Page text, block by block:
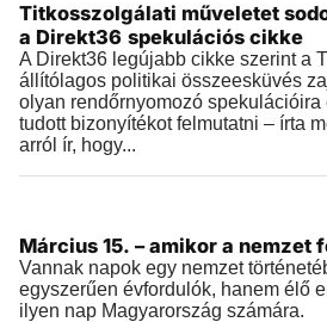
2026.03.26 |10:14
Titkosszolgálati műveletet
a Direkt36 spekulációs cikke
A Direkt36 legújabb cikke szerint a
állítólagos politikai összeesküvés
olyan rendőrnyomozó spekulációira
tudott bizonyítékot felmutatni – írta
arról ír, hogy...
2026.03.15 |07:21
Március 15. – amikor a nemzet
Vannak napok egy nemzet
egyszerűen évfordulók, hanem élő
ilyen nap Magyarország számára.